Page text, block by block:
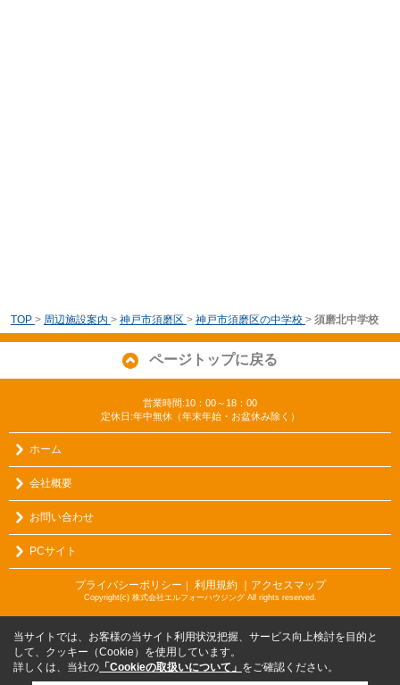
TOP > 周辺施設案内 > 神戸市須磨区 > 神戸市須磨区の中学校 > 須磨北中学校
ページトップに戻る
営業時間:10：00～18：00
定休日:年中無休（年末年始・お盆休み除く）
ホーム
会社概要
お問い合わせ
PCサイト
プライバシーポリシー ｜ 利用規約 ｜アクセスマップ
Copyright(c) 株式会社エルフォーハウジング All rights reserved.
当サイトでは、お客様の当サイト利用状況把握、サービス向上検討を目的と
して、クッキー（Cookie）を使用しています。
詳しくは、当社の 「Cookieの取扱いについて」 をご確認ください。